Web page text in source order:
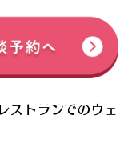
ストランでのウェ